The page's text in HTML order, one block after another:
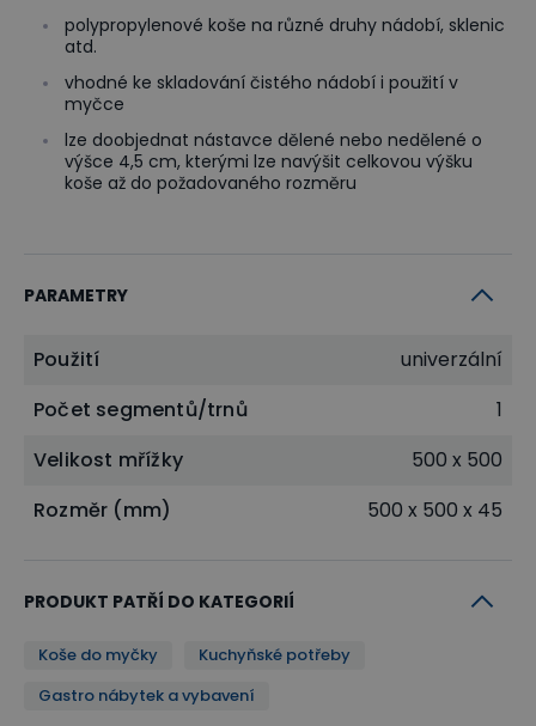
polypropylenové koše na různé druhy nádobí, sklenic
atd.
vhodné ke skladování čistého nádobí i použití v
myčce
lze doobjednat nástavce dělené nebo nedělené o
výšce 4,5 cm, kterými lze navýšit celkovou výšku
koše až do požadovaného rozměru
PARAMETRY
Použití
univerzální
Počet segmentů/trnů
1
Velikost mřížky
500 x 500
Rozměr (mm)
500 x 500 x 45
PRODUKT PATŘÍ DO KATEGORIÍ
Koše do myčky
Kuchyňské potřeby
Gastro nábytek a vybavení